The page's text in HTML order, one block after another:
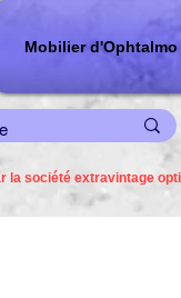
Mobilier d'Ophtalmo
la société extravintage